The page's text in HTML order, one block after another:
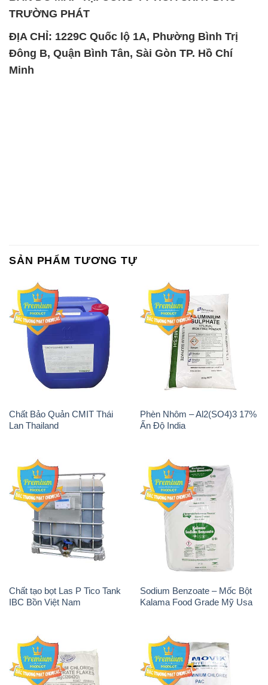
Chất Bảo Quản CMIT Thái
Lan Thailand
Phèn Nhôm – Al2(SO4)3 17%
Ấn Độ India
Chất tạo bọt Las P Tico Tank
IBC Bồn Việt Nam
Sodium Benzoate – Mốc Bột
Kalama Food Grade Mỹ Usa